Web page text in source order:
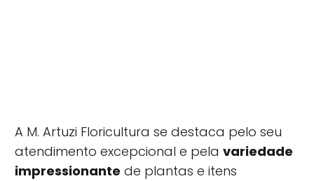
A M. Artuzi Floricultura se destaca pelo seu
atendimento excepcional e pela variedade
impressionante de plantas e itens